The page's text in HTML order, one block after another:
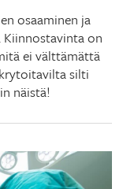
osaaminen ja
on
ei välttämättä
silti
näistä!